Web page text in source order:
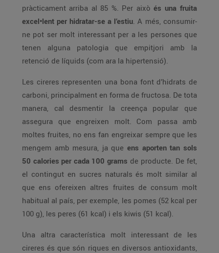
pràcticament arriba al 85 %. Per això és una fruita
excel•lent per hidratar-se a l’estiu. A més, consumir-
ne pot ser molt interessant per a les persones que
tenen alguna patologia que empitjori amb la
retenció de líquids (com ara la hipertensió).
Les cireres representen una bona font d’hidrats de
carboni, principalment en forma de fructosa. De tota
manera, cal desmentir la creença popular que
assegura que engreixen molt. Com passa amb
moltes fruites, no ens fan engreixar sempre que les
mengem amb mesura, ja que ens aporten tan sols
50 calories per cada 100 grams de producte. De fet,
el contingut en sucres naturals és molt similar al
que ens ofereixen altres fruites de consum molt
habitual al país, per exemple, les pomes (52 kcal per
100 g), les peres (61 kcal) i els kiwis (51 kcal).
Una altra característica molt interessant de les
cireres és que són riques en diversos antioxidants,